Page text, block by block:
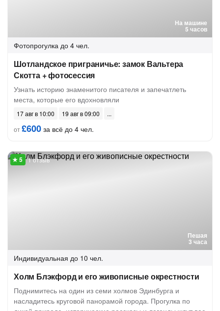
На машине
5 часов
Фотопрогулка до 4 чел.
Шотландское приграничье: замок Вальтера
Скотта + фотосессия
Узнать историю знаменитого писателя и запечатлеть
места, которые его вдохновляли
17 авг в 10:00
19 авг в 09:00
от£600 за всё до 4 чел.
Пешая
3 часа
1 отзыв
Индивидуальная до 10 чел.
Холм Блэкфорд и его живописные окрестности
Поднимитесь на один из семи холмов Эдинбурга и
насладитесь круговой панорамой города. Прогулка по